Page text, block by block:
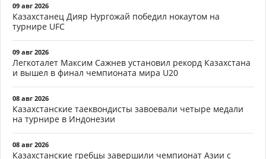
09 авг 2026
Казахстанец Дияр Нургожай победил нокаутом на
турнире UFC
09 авг 2026
Легкоталет Максим Сажнев установил рекорд Казахстана
и вышел в финал чемпионата мира U20
08 авг 2026
Казахстанские таеквондисты завоевали четыре медали
на турнире в Индонезии
08 авг 2026
Казахстанские гребцы завершили чемпионат Азии с